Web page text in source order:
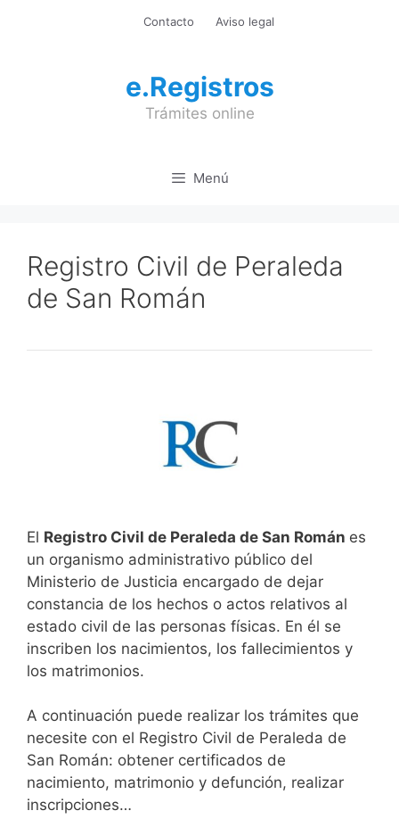
Contacto Aviso legal
e.Registros
Trámites online
Menú
Registro Civil de Peraleda
de San Román
El Registro Civil de Peraleda de San Román es
un organismo administrativo público del
Ministerio de Justicia encargado de dejar
constancia de los hechos o actos relativos al
estado civil de las personas físicas. En él se
inscriben los nacimientos, los fallecimientos y
los matrimonios.
A continuación puede realizar los trámites que
necesite con el Registro Civil de Peraleda de
San Román: obtener certificados de
nacimiento, matrimonio y defunción, realizar
inscripciones…